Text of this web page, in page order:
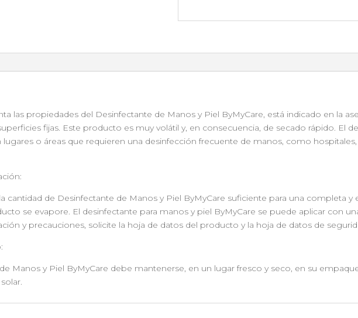
las propiedades del Desinfectante de Manos y Piel ByMyCare, está indicado en la
fijas. Este producto es muy volátil y, en consecuencia, de secado rápido. El
lugares o áreas que requieren una desinfección frecuente de manos, como
cantidad de Desinfectante de Manos y Piel ByMyCare suficiente para una completa
se evapore. El desinfectante para manos y piel ByMyCare se puede aplicar con
y precauciones, solicite la hoja de datos del producto y la hoja de datos de
Manos y Piel ByMyCare debe mantenerse, en un lugar fresco y seco, en su